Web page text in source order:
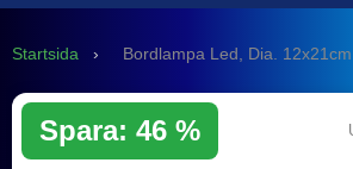
Startsida › Bordlampa Led, Dia.
Spara: 46 %